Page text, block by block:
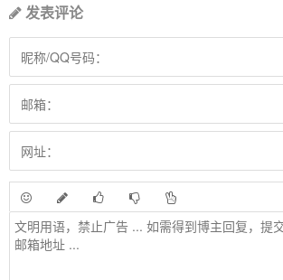
发表评论